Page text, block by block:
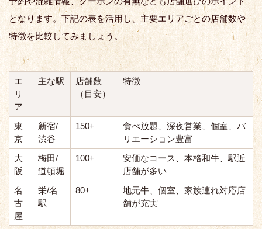
となります。下記の表を活用し、主要エリアごとの店舗数や
特徴を比較してみましょう。
エ
リ
ア
主な駅
店舗数
（目安）
特徴
東
京
新宿/
渋谷
150+
食べ放題、深夜営業、個室、バ
リエーション豊富
大
阪
梅田/
道頓堀
100+
安価なコース、本格和牛、駅近
店舗が多い
名
古
屋
栄/名
駅
80+
地元牛、個室、家族連れ対応店
舗が充実